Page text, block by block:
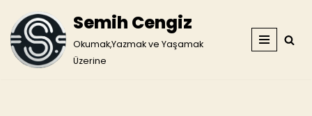
İçeriğe
geç
Semih Cengiz
Okumak,Yazmak ve Yaşamak
Üzerine